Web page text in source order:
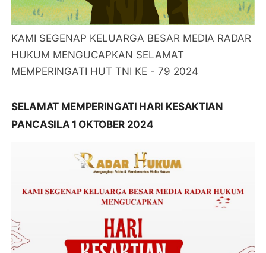
KAMI SEGENAP KELUARGA BESAR MEDIA RADAR
HUKUM MENGUCAPKAN SELAMAT
MEMPERINGATI HUT TNI KE - 79 2024
SELAMAT MEMPERINGATI HARI KESAKTIAN
PANCASILA 1 OKTOBER 2024